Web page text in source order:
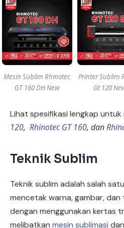
Mesin Sublim Rhinotec
GT 160 DH New
Printer Sublim
Gt 120
Lihat spesifikasi lengkap untuk
120, Rhinotec GT 160, dan
Teknik Sublim
Teknik sublim adalah salah
mencetak warna, gambar, dan
dengan menggunakan kertas
melibatkan mesin sublimasi dan